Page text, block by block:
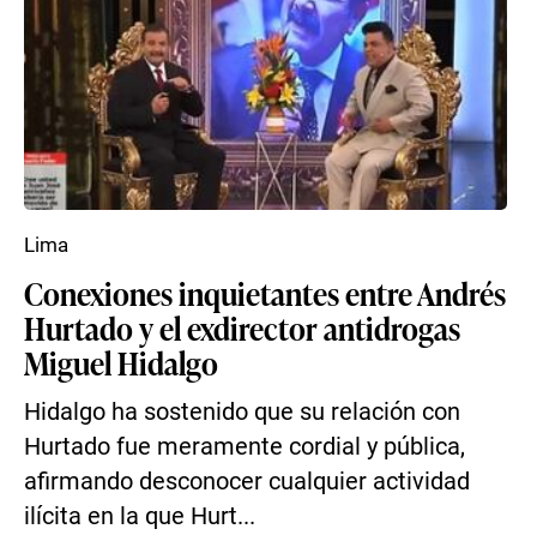
Conexiones inquietantes entre Andrés
Hurtado y el exdirector antidrogas
Miguel Hidalgo
Hidalgo ha sostenido que su relación con
Hurtado fue meramente cordial y pública,
afirmando desconocer cualquier actividad
ilícita en la que Hurt...
Lima